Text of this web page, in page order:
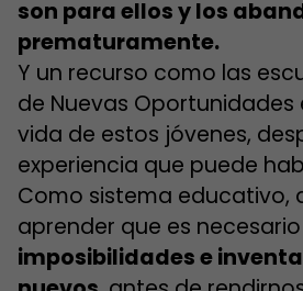
son para ellos y los
prematuramente.
Y un recurso como las
de Nuevas Oportunidades
vida de estos jóvenes,
experiencia que puede
Como sistema educativo,
aprender que es necesario
imposibilidades e